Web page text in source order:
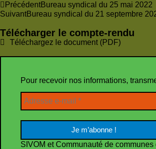
PrécédentBureau syndical du 25 mai 2022
SuivantBureau syndical du 21 septembre
Télécharger le compte-rendu
Téléchargez le document (PDF)
Pour recevoir nos informations,
SIVOM et Communauté de